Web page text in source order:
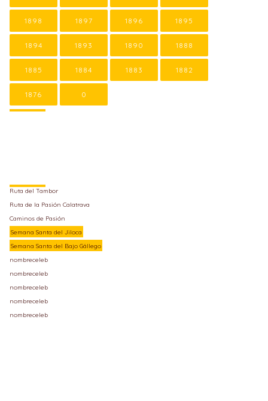
1898 1897 1896 1895
1894 1893 1890 1888
1885 1884 1883 1882
1876 0
Ruta del Tambor
Ruta de la Pasión Calatrava
Caminos de Pasión
Semana Santa del Jiloca
Semana Santa del Bajo Gállego
nombreceleb
nombreceleb
nombreceleb
nombreceleb
nombreceleb